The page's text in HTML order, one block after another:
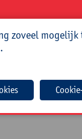
Tropische
daderschap
zoveel